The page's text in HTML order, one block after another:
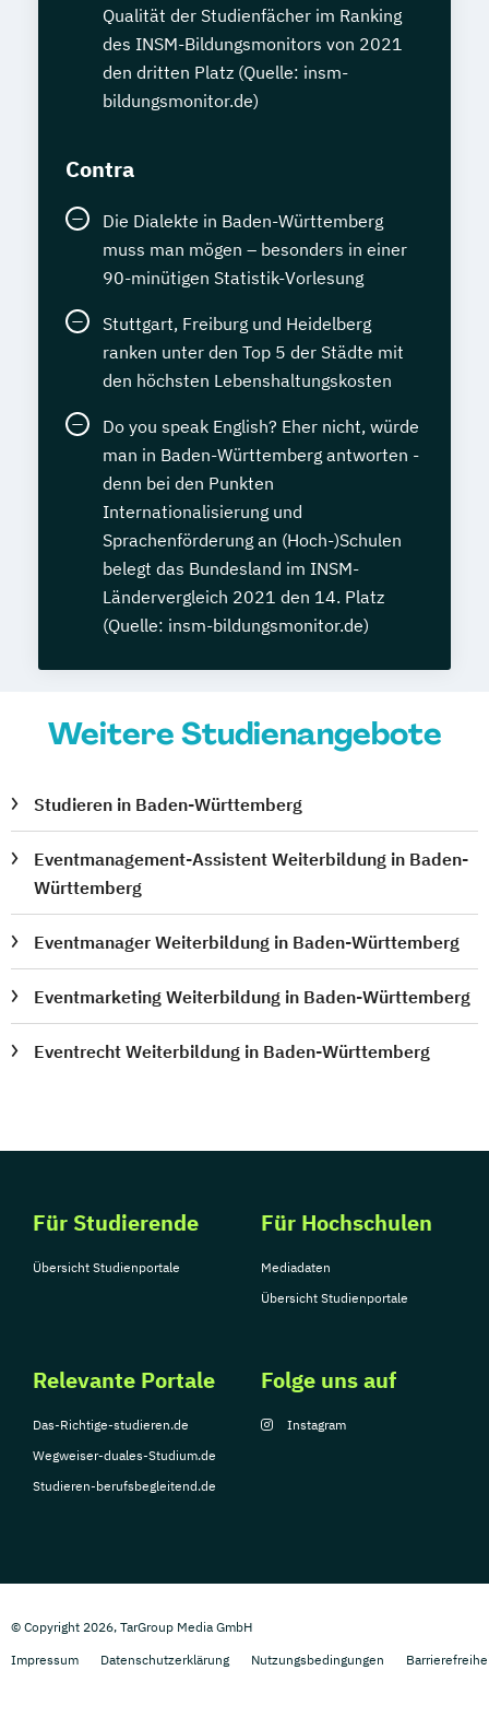
Qualität der Studienfächer im Ranking
des INSM-Bildungsmonitors von 2021
den dritten Platz (Quelle: insm-
bildungsmonitor.de)
Contra
Die Dialekte in Baden-Württemberg
muss man mögen – besonders in einer
90-minütigen Statistik-Vorlesung
Stuttgart, Freiburg und Heidelberg
ranken unter den Top 5 der Städte mit
den höchsten Lebenshaltungskosten
Do you speak English? Eher nicht, würde
man in Baden-Württemberg antworten -
denn bei den Punkten
Internationalisierung und
Sprachenförderung an (Hoch-)Schulen
belegt das Bundesland im INSM-
Ländervergleich 2021 den 14. Platz
(Quelle: insm-bildungsmonitor.de)
Weitere Studienangebote
Studieren in Baden-Württemberg
Eventmanagement-Assistent Weiterbildung in Baden-
Württemberg
Eventmanager Weiterbildung in Baden-Württemberg
Eventmarketing Weiterbildung in Baden-Württemberg
Eventrecht Weiterbildung in Baden-Württemberg
Für Studierende
Übersicht Studienportale
Für Hochschulen
Mediadaten
Übersicht Studienportale
Relevante Portale
Das-Richtige-studieren.de
Wegweiser-duales-Studium.de
Studieren-berufsbegleitend.de
Folge uns auf
Instagram
© Copyright 2026, TarGroup Media GmbH
Impressum
Datenschutzerklärung Nutzungsbedingungen